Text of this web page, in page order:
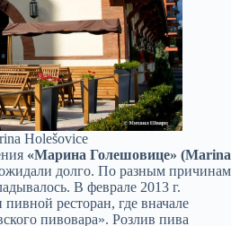
Holešovice
«Марина Голешовице» (Marina
долго. По разным причинам
В феврале 2013 г.
ресторан, где вначале
пивовара». Розлив пива